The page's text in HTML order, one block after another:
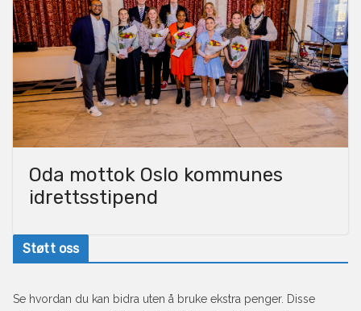
Oda mottok Oslo kommunes
idrettsstipend
Støtt oss
Se hvordan du kan bidra uten å bruke ekstra penger. Disse